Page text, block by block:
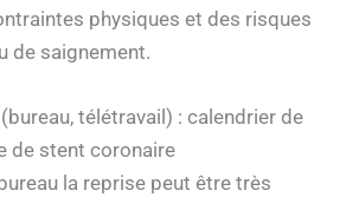
physiques et des risques
de saignement.
télétravail) : calendrier de
de stent coronaire
la reprise peut être très